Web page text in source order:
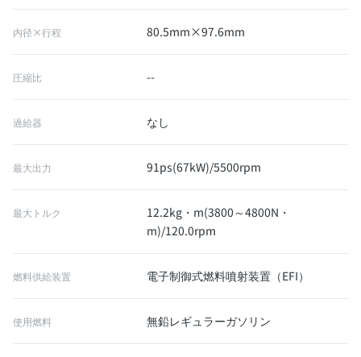
内径×行程 80.5mm×97.6mm
圧縮比 --
過給器 なし
最大出力 91ps(67kW)/5500rpm
最大トルク
12.2kg・m(3800～4800N・
m)/120.0rpm
燃料供給装置 電子制御式燃料噴射装置（EFI）
使用燃料 無鉛レギュラーガソリン